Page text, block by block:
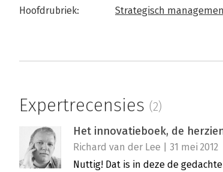
Hoofdrubriek: Strategisch
Expertrecensies (2)
Het innovatieboek, de
Richard van der Lee | 31 mei 2012
Nuttig! Dat is in deze de